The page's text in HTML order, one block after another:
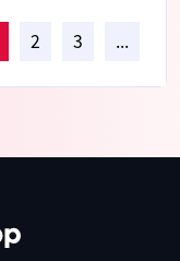
2 3 ...